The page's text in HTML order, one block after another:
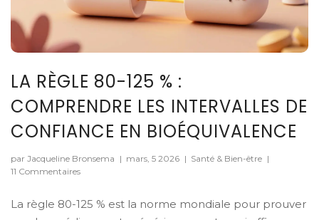
LA RÈGLE 80-125 % :
COMPRENDRE LES INTERVALLES DE
CONFIANCE EN BIOÉQUIVALENCE
par Jacqueline Bronsema | mars, 5 2026 | Santé & Bien-être |
11 Commentaires
La règle 80-125 % est la norme mondiale pour prouver